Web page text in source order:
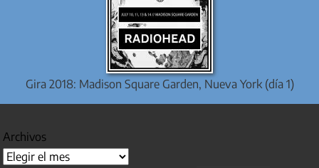
Gira 2018: Madison Square Garden, Nueva York (día 1)
Archivos